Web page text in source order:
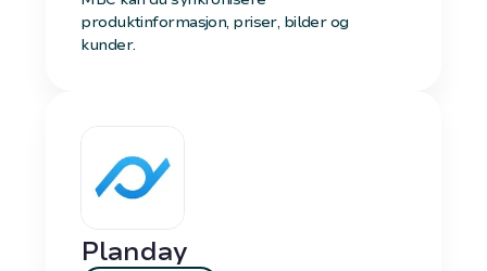
produktinformasjon, priser, bilder og
kunder.
Planday